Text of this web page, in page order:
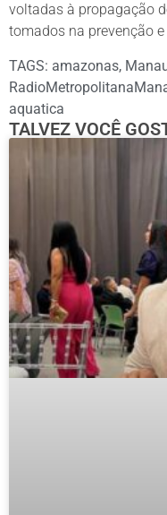
voltadas à propagação
tomados na prevenção
TAGS: amazonas,
aquatica
TALVEZ VOCÊ